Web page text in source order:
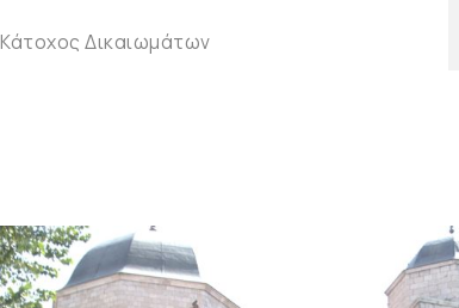
Κάτοχος Δικαιωμάτων